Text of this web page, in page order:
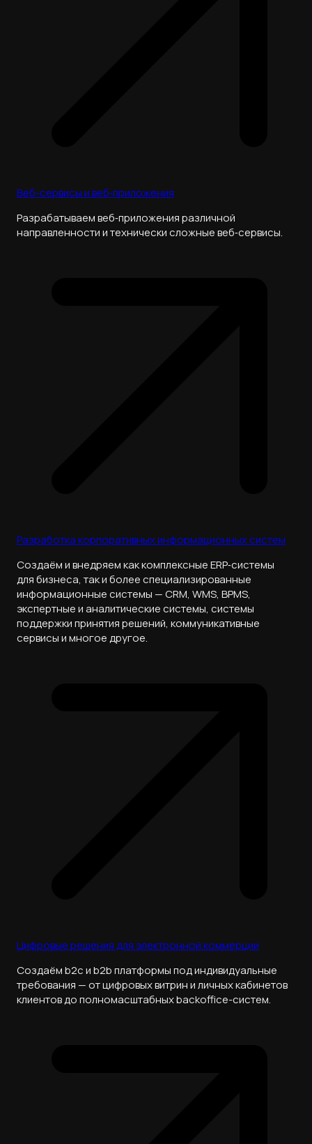
Веб-сервисы и веб‑приложения
Разрабатываем веб‑приложения различной
направленности и технически сложные веб‑сервисы.
Разработка корпоративных информационных систем
Cоздаём и внедряем как комплексные ERP‑системы
для бизнеса, так и более специализированные
информационные системы — CRM, WMS, BPMS,
экспертные и аналитические системы, системы
поддержки принятия решений, коммуникативные
сервисы и многое другое.
Цифровые решения для электронной коммерции
Создаём b2c и b2b платформы под индивидуальные
требования — от цифровых витрин и личных кабинетов
клиентов до полномасштабных backoffice-систем.